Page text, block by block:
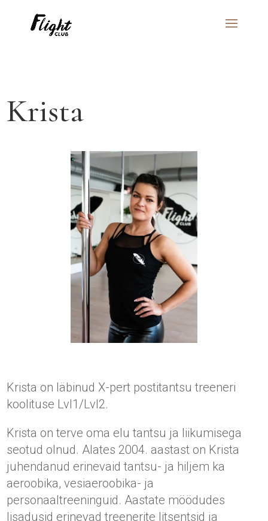
Krista
Krista on läbinud X-pert postitantsu treeneri
koolituse Lvl1/Lvl2.
Krista on terve oma elu tantsu ja liikumisega
seotud olnud. Alates 2004. aastast on Krista
juhendanud erinevaid tantsu- ja hiljem ka
aeroobika, vesiaeroobika- ja
personaaltreeninguid. Aastate möödudes
lisadusid erinevad treenerite litsentsid ja